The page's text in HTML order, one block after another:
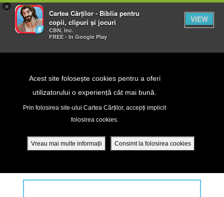
×
Cartea Cărților - Biblia pentru
copii, clipuri și jocuri
CBN, Inc.
FREE - In Google Play
VIEW
Acest site folosește cookies pentru a oferi
utilizatorului o experiență cât mai bună.
Prin folosirea site-ului Cartea Cărților, accepți implicit
folosirea cookies.
Vreau mai multe informații Consimt la folosirea cookies
TERMS OF USE
ACORD DE UTILIZARE A SITE-ULUI